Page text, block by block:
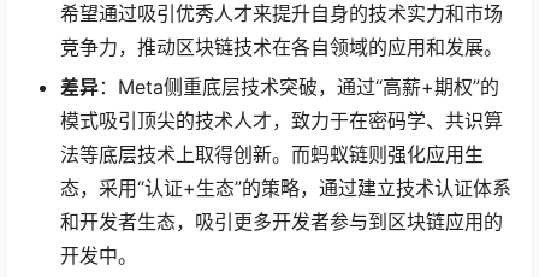
希望通过吸引优秀人才来提升自身的技术实力和市场
竞争力，推动区块链技术在各自领域的应用和发展。
差异：Meta侧重底层技术突破，通过“高薪+期权”的
模式吸引顶尖的技术人才，致力于在密码学、共识算
法等底层技术上取得创新。而蚂蚁链则强化应用生
态，采用“认证+生态”的策略，通过建立技术认证体系
和开发者生态，吸引更多开发者参与到区块链应用的
开发中。